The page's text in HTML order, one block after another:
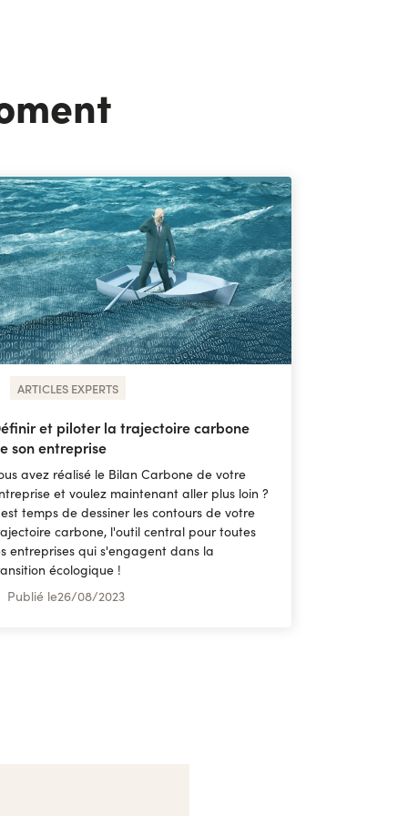
ARTICLES EXPERTS
et piloter la trajectoire carbone
son entreprise
avez réalisé le Bilan Carbone de votre
et voulez maintenant aller plus loin ?
temps de dessiner les contours de votre
carbone, l'outil central pour toutes
entreprises qui s'engagent dans la
écologique !
Publié le26/08/2023